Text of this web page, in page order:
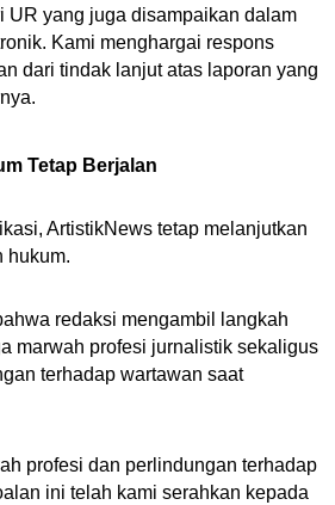
UR yang juga disampaikan dalam
Kami menghargai respons
dari tindak lanjut atas laporan yang
Tetap Berjalan
ArtistikNews tetap melanjutkan
hukum.
redaksi mengambil langkah
marwah profesi jurnalistik sekaligus
terhadap wartawan saat
profesi dan perlindungan terhadap
ini telah kami serahkan kepada